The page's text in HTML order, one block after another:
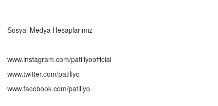
Sosyal Medya Hesaplarımız
www.instagram.com/patiliyoofficial
www.twitter.com/patiliyo
www.facebook.com/patiliyo